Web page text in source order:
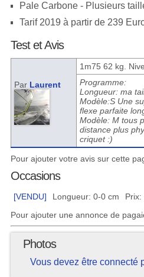
Pale Carbone - Plusieurs
Tarif 2019 à partir de 239
Test et Avis
Par Laurent
1m75 62 kg.
Programme:
Longueur: ma
Modèle:S Une
flexe parfaite
Modèle: M tous
distance plus
criquet :)
Pour ajouter votre avis sur cette
Occasions
[VENDU] Longueur: 0-0 cm Prix:
Pour ajouter une annonce de
Photos
Vous devez être connecté